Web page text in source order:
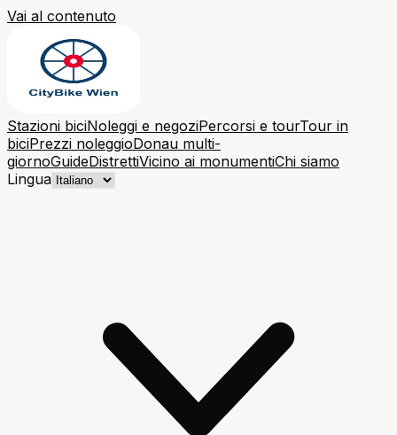
Vai al contenuto
Stazioni biciNoleggi e negoziPercorsi e tourTour in
biciPrezzi noleggioDonau multi-
giornoGuideDistrettiVicino ai monumentiChi siamo
Lingua